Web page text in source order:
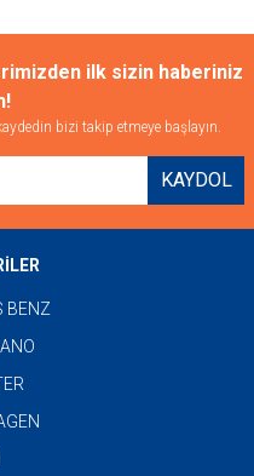
ilk sizin haberiniz
bizi takip etmeye başlayın.
KAYDOL
BENZ